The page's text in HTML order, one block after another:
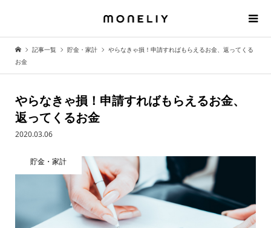
記事一覧 貯金・家計
やらなきゃ損！申請すればもらえるお金、返ってくる
お金
やらなきゃ損！申請すればもらえるお金、
返ってくるお金
2020.03.06
貯金・家計